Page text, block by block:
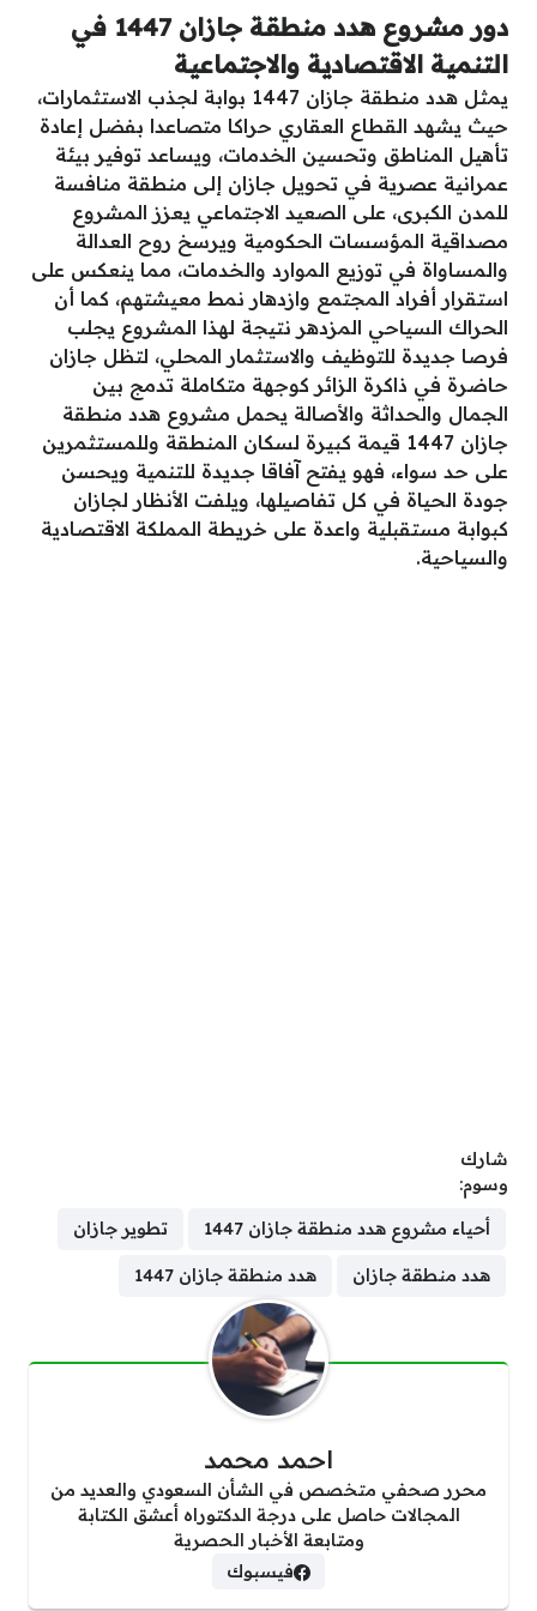
دور مشروع هدد منطقة جازان 1447 في
التنمية الاقتصادية والاجتماعية
يمثل هدد منطقة جازان 1447 بوابة لجذب الاستثمارات،
حيث يشهد القطاع العقاري حراكا متصاعدا بفضل إعادة
تأهيل المناطق وتحسين الخدمات، ويساعد توفير بيئة
عمرانية عصرية في تحويل جازان إلى منطقة منافسة
للمدن الكبرى، على الصعيد الاجتماعي يعزز المشروع
مصداقية المؤسسات الحكومية ويرسخ روح العدالة
والمساواة في توزيع الموارد والخدمات، مما ينعكس على
استقرار أفراد المجتمع وازدهار نمط معيشتهم، كما أن
الحراك السياحي المزدهر نتيجة لهذا المشروع يجلب
فرصا جديدة للتوظيف والاستثمار المحلي، لتظل جازان
حاضرة في ذاكرة الزائر كوجهة متكاملة تدمج بين
الجمال والحداثة والأصالة يحمل مشروع هدد منطقة
جازان 1447 قيمة كبيرة لسكان المنطقة وللمستثمرين
على حد سواء، فهو يفتح آفاقا جديدة للتنمية ويحسن
جودة الحياة في كل تفاصيلها، ويلفت الأنظار لجازان
كبوابة مستقبلية واعدة على خريطة المملكة الاقتصادية
والسياحية.
شارك
وسوم:
أحياء مشروع هدد منطقة جازان 1447 تطوير جازان
هدد منطقة جازان هدد منطقة جازان 1447
احمد محمد
محرر صحفي متخصص في الشأن السعودي والعديد من
المجالات حاصل على درجة الدكتوراه أعشق الكتابة
ومتابعة الأخبار الحصرية
فيسبوك